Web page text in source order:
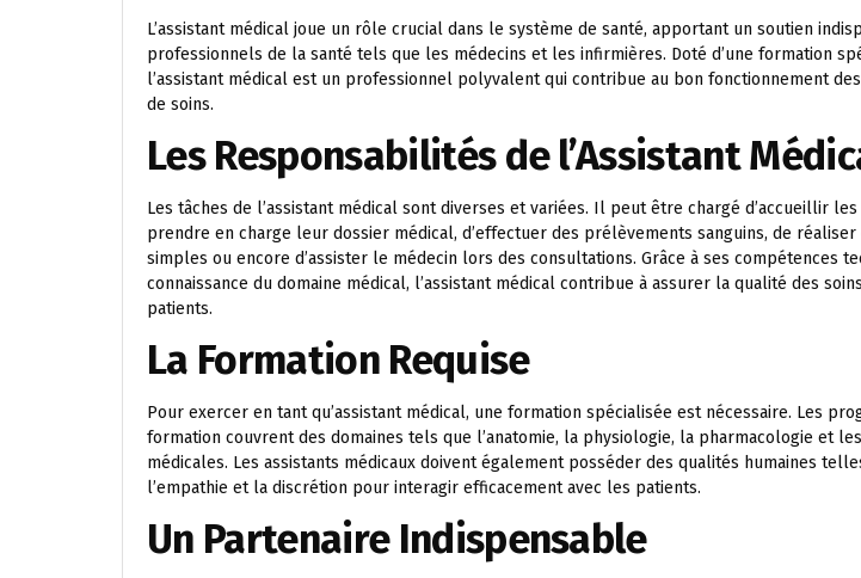
L’assistant médical joue un rôle crucial dans le système de santé, apportant un soutien
professionnels de la santé tels que les médecins et les infirmières. Doté d’une formation
l’assistant médical est un professionnel polyvalent qui contribue au bon fonctionnement
de soins.
Les Responsabilités de l’Assistant
Les tâches de l’assistant médical sont diverses et variées. Il peut être chargé d’accueillir
prendre en charge leur dossier médical, d’effectuer des prélèvements sanguins, de réaliser
simples ou encore d’assister le médecin lors des consultations. Grâce à ses compétences
connaissance du domaine médical, l’assistant médical contribue à assurer la qualité des
patients.
La Formation Requise
Pour exercer en tant qu’assistant médical, une formation spécialisée est nécessaire. Les
formation couvrent des domaines tels que l’anatomie, la physiologie, la pharmacologie et
médicales. Les assistants médicaux doivent également posséder des qualités humaines
l’empathie et la discrétion pour interagir efficacement avec les patients.
Un Partenaire Indispensable